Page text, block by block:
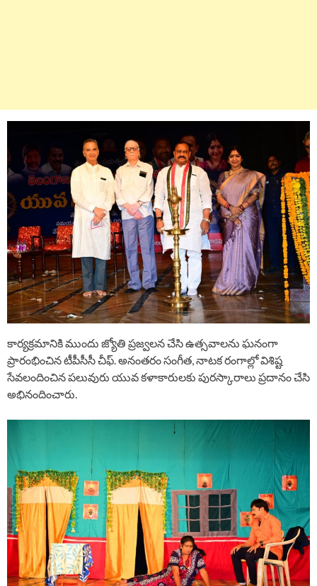
కార్యక్రమానికి ముందు జ్యోతి ప్రజ్వలన చేసి ఉత్సవాలను ఘనంగా
ప్రారంభించిన టీపీసీసీ చీఫ్. అనంతరం సంగీత, నాటక రంగాల్లో విశిష్ట
సేవలందించిన పలువురు యువ కళాకారులకు పురస్కారాలు ప్రదానం చేసి
అభినందించారు.